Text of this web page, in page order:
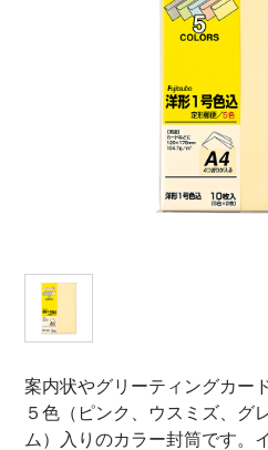
カテゴリから探す
シリーズから探す
オンライン
卸売業・小売業のお客様
企業情報
案内状やグリーティングカー
５色（ピンク、ウスミズ、グ
ム）入りのカラー封筒です。